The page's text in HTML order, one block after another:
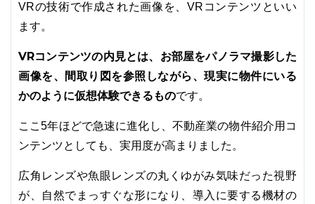
VRの技術で作成された画像を、VRコンテンツといい
ます。
VRコンテンツの内見とは、お部屋をパノラマ撮影した
画像を、間取り図を参照しながら、現実に物件にいる
かのように仮想体験できるものです。
ここ5年ほどで急速に進化し、不動産業の物件紹介用コ
ンテンツとしても、実用度が高まりました。
広角レンズや魚眼レンズの丸くゆがみ気味だった視野
が、自然でまっすぐな形になり、導入に要する機材の